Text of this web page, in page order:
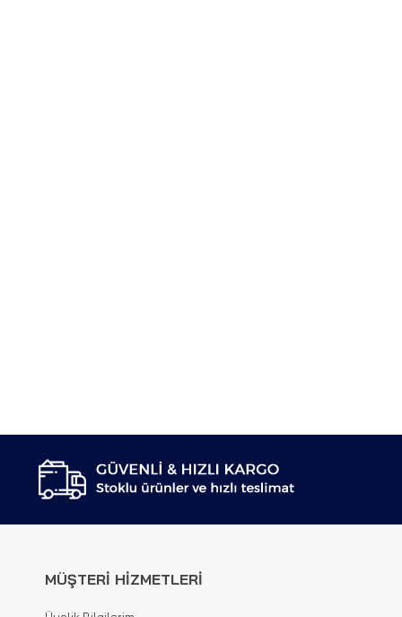
MÜŞTERİ HİZMETLERİ